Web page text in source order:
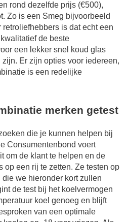
rond dezelfde prijs (€500),
Zo is een Smeg bijvoorbeeld
is dat echt een
de beste
een lekker snel koud glas
Er zijn opties voor iedereen,
is een redelijke
merken getest
die je kunnen helpen bij
Consumentenbond voert
om de klant te helpen en de
op een rij te zetten. Ze testen op
we hieronder kort zullen
de test bij het koelvermogen
koel genoeg en blijft
van een optimale